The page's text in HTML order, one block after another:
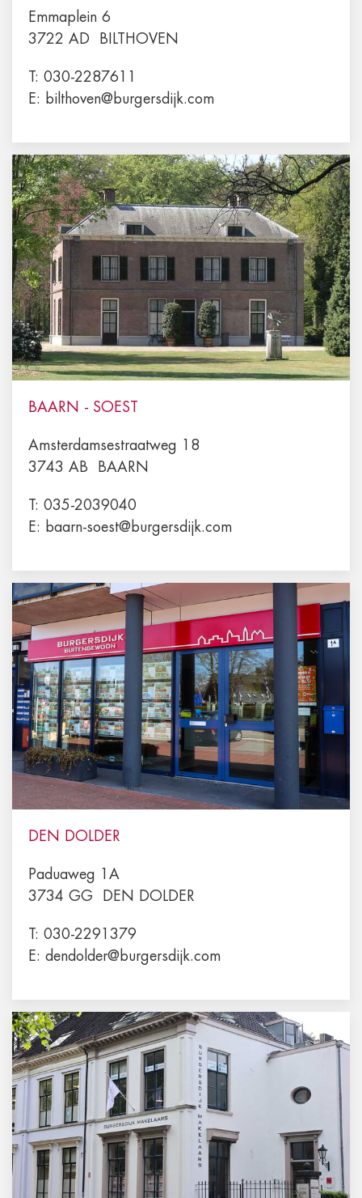
Emmaplein 6
3722 AD
BILTHOVEN
T: 030-2287611
E:
bilthoven@burgersdijk.com
BAARN - SOEST
Amsterdamsestraatweg 18
3743 AB
BAARN
T: 035-2039040
E:
baarn-soest@burgersdijk.com
DEN DOLDER
Paduaweg 1A
3734 GG
DEN DOLDER
T: 030-2291379
E: dendolder@burgersdijk.com